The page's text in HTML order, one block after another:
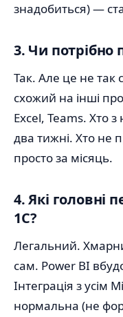
знадобиться) —
3. Чи потрібно
Так. Але це не так
схожий на інші
Excel, Teams. Хто
два тижні. Хто не
просто за місяць.
4. Які головні
1С?
Легальний.
сам. Power BI
Інтеграція з усім
нормальна (не